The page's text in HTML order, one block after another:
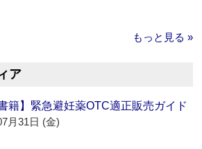
もっと見る »
ア
籍】緊急避妊薬OTC適正販売ガイド
月31日 (金)